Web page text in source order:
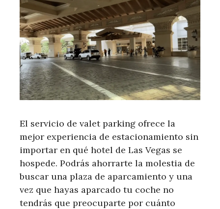
El servicio de valet parking ofrece la
mejor experiencia de estacionamiento sin
importar en qué hotel de Las Vegas se
hospede. Podrás ahorrarte la molestia de
buscar una plaza de aparcamiento y una
vez que hayas aparcado tu coche no
tendrás que preocuparte por cuánto